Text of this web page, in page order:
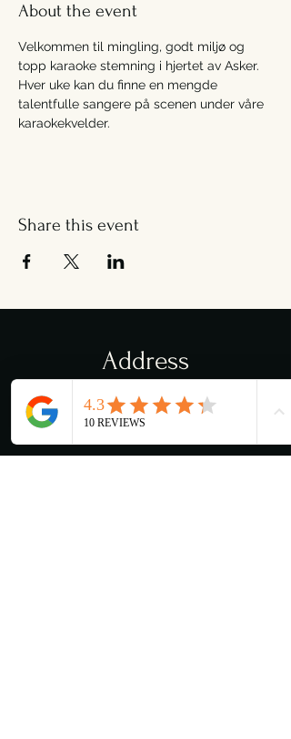
About the event
Velkommen til mingling, godt miljø og
topp karaoke stemning i hjertet av Asker.
Hver uke kan du finne en mengde
talentfulle sangere på scenen under våre
karaokekvelder.
Share this event
Address
Torvveien 12c
1383 Asker